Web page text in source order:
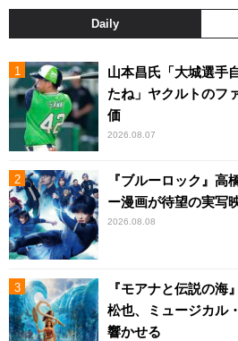
Daily
山本昌氏「大城選手
たね」ヤクルトのフ
価
2026.08.07
『ブルーロック』高
ー漫画が待望の実写
2026.08.08
『モアナと伝説の
松也、ミュージカル
響かせる